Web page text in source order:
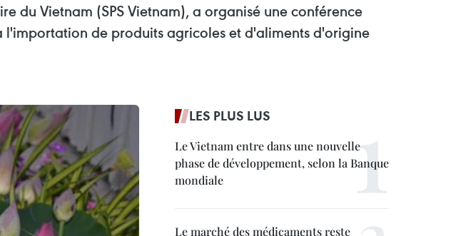
du Vietnam (SPS Vietnam), a organisé une conférence
de produits agricoles et d'aliments d'origine
LES PLUS LUS
Le Vietnam entre dans une nouvelle
phase de développement, selon la Banque
mondiale
Le marché des médicaments reste